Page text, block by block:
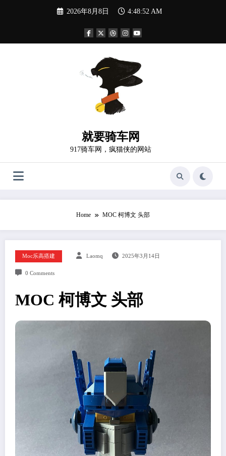
2026年8月8日 4:48:53 AM
就要骑车网
917骑车网，疯猫侠的网站
Home MOC 柯博文 头部
Moc乐高搭建 Laomq 2025年3月14日
0 Comments
MOC 柯博文 头部